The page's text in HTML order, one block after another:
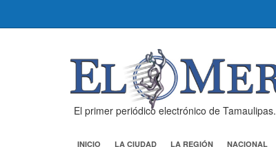
El primer periódico electrónico de Tamaulipas.
INICIO LA CIUDAD LA REGIÓN NACIONAL